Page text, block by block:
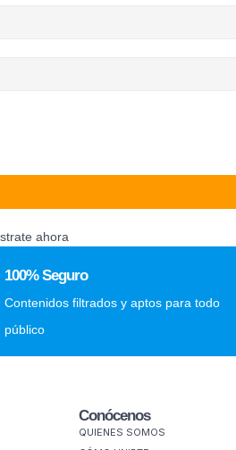
ahora
100% Seguro
Contenidos filtrados y aptos para todo
público
Conócenos
QUIENES SOMOS